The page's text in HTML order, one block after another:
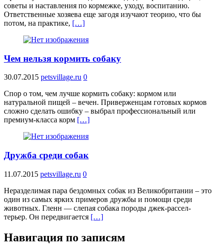
советы и наставления по кормежке, уходу, воспитанию.
Ответственные хозяева еще загодя изучают теорию, что бы
потом, на практике, […]
Чем нельзя кормить собаку
30.07.2015 petsvillage.ru 0
Спор о том, чем лучше кормить собаку: кормом или
натуральной пищей – вечен. Приверженцам готовых кормов
сложно сделать ошибку – выбрал профессиональный или
премиум-класса корм […]
Дружба среди собак
11.07.2015 petsvillage.ru 0
Неразделимая пара бездомных собак из Великобритании – это
один из самых ярких примеров дружбы и помощи среди
животных. Гленн — слепая собака породы джек-рассел-
терьер. Он передвигается […]
Навигация по записям